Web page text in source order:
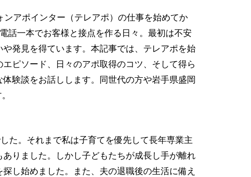
アポインター（テレアポ）の仕事を始めてか
話一本でお客様と接点を作る日々。最初は不安
発見を得ています。本記事では、テレアポを始
ピソード、日々のアポ取得のコツ、そして得ら
験談をお話しします。同世代の方や岩手県盛岡
た。それまで私は子育てを優先して長年専業主
りました。しかし子どもたちが成長し手が離れ
探し始めました。また、夫の退職後の生活に備え